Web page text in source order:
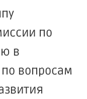
по
в
вопросам